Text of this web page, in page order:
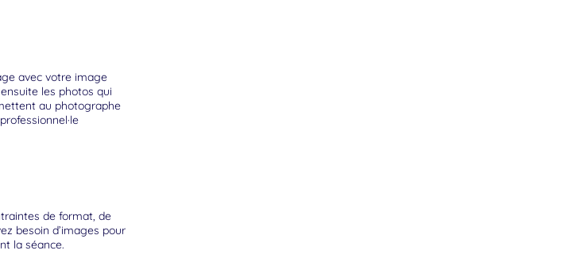
avec votre image
les photos qui
au photographe
de format, de
besoin d’images pour
la séance.